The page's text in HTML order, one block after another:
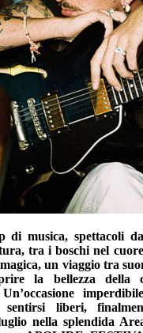
di musica, spettacoli
tra i boschi nel
un viaggio tra
la bellezza della
Un’occasione
liberi,
nella splendida